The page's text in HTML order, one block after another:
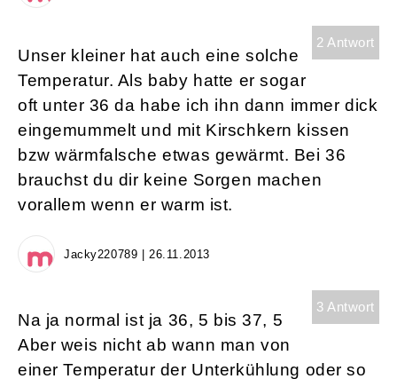
2 Antwort
Unser kleiner hat auch eine solche
Temperatur. Als baby hatte er sogar
oft unter 36 da habe ich ihn dann immer dick
eingemummelt und mit Kirschkern kissen
bzw wärmfalsche etwas gewärmt. Bei 36
brauchst du dir keine Sorgen machen
vorallem wenn er warm ist.
Jacky220789 | 26.11.2013
3 Antwort
Na ja normal ist ja 36, 5 bis 37, 5
Aber weis nicht ab wann man von
einer Temperatur der Unterkühlung oder so